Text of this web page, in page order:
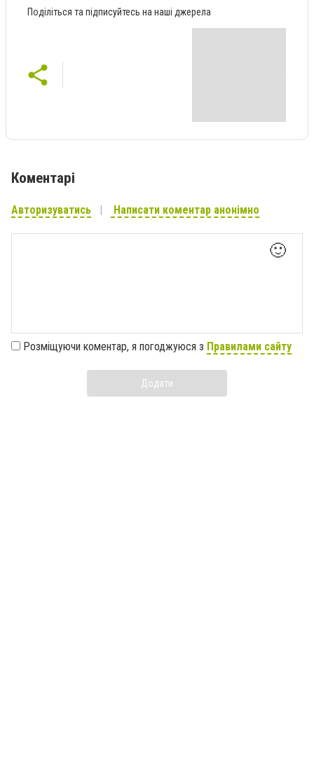
Поділіться та підписуйтесь на наші джерела
Коментарі
Авторизуватись Написати коментар анонімно
🙂
Розміщуючи коментар, я погоджуюся з Правилами сайту
Додати